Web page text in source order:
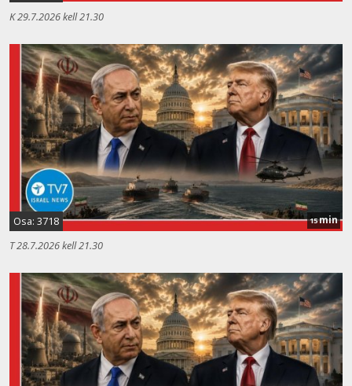
K 29.7.2026 kell 21.30
Osa: 3718 15min
T 28.7.2026 kell 21.30